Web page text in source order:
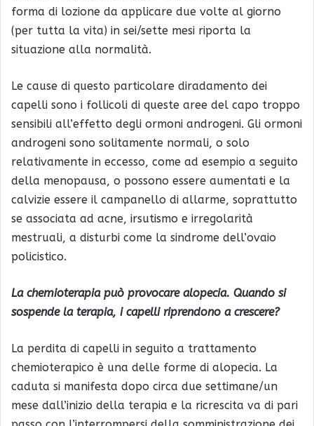
forma di lozione da applicare due volte al giorno
(per tutta la vita) in sei/sette mesi riporta la
situazione alla normalità.
Le cause di questo particolare diradamento dei
capelli sono i follicoli di queste aree del capo troppo
sensibili all’effetto degli ormoni androgeni. Gli ormoni
androgeni sono solitamente normali, o solo
relativamente in eccesso, come ad esempio a seguito
della menopausa, o possono essere aumentati e la
calvizie essere il campanello di allarme, soprattutto
se associata ad acne, irsutismo e irregolarità
mestruali, a disturbi come la sindrome dell’ovaio
policistico.
La chemioterapia può provocare alopecia. Quando si
sospende la terapia, i capelli riprendono a crescere?
La perdita di capelli in seguito a trattamento
chemioterapico è una delle forme di alopecia. La
caduta si manifesta dopo circa due settimane/un
mese dall’inizio della terapia e la ricrescita va di pari